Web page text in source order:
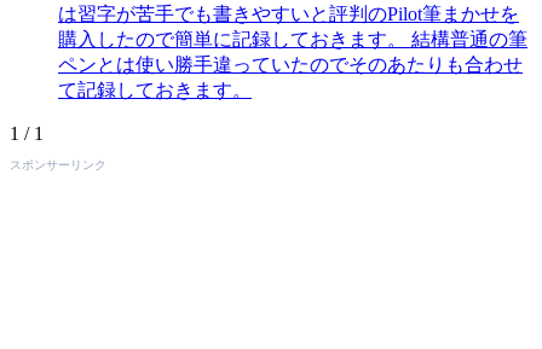
は習字が苦手でも書きやすいと評判のPilot筆まかせを
購入したので簡単に記録しておきます。 結構普通の筆
ペンとは使い勝手違っていたのでそのあたりも合わせ
て記録しておきます。
1 / 1
スポンサーリンク